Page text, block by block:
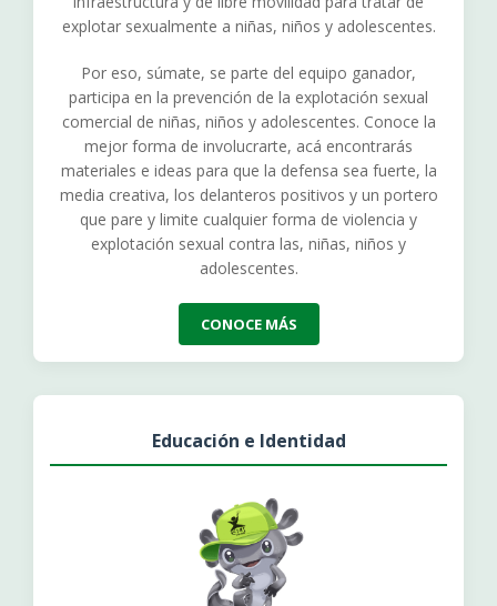
explotar sexualmente a niñas, niños y adolescentes.
Por eso, súmate, se parte del equipo ganador,
participa en la prevención de la explotación sexual
comercial de niñas, niños y adolescentes. Conoce la
mejor forma de involucrarte, acá encontrarás
materiales e ideas para que la defensa sea fuerte, la
media creativa, los delanteros positivos y un portero
que pare y limite cualquier forma de violencia y
explotación sexual contra las, niñas, niños y
adolescentes.
CONOCE MÁS
Educación e Identidad